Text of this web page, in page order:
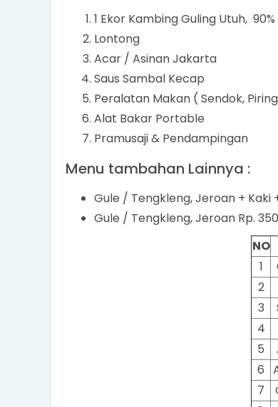
1 Ekor Kambing Guling Utuh,
Lontong
Acar / Asinan Jakarta
Saus Sambal Kecap
Peralatan Makan ( Sendok,
Alat Bakar Portable
Pramusaji & Pendampingan
Menu tambahan Lainnya :
Gule / Tengkleng, Jeroan + Kaki
Gule / Tengkleng, Jeroan Rp.
NO
1
2
3
4
5
6
7